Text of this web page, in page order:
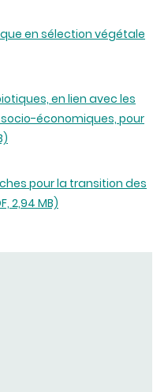
en sélection végétale
en lien avec les
économiques, pour
pour la transition des
2,94 MB)